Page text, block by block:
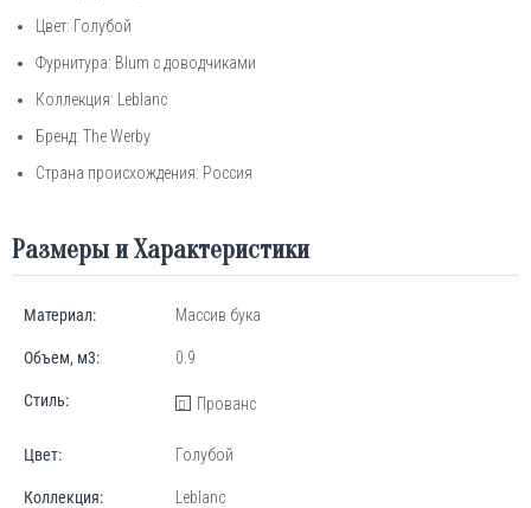
Цвет: Голубой
Фурнитура: Blum с доводчиками
Коллекция: Leblanc
Бренд: TheWerby
Страна происхождения: Россия
Размеры и Характеристики
Материал: Массив бука
Объем, м3: 0.9
Стиль: Прованс
Цвет: Голубой
Коллекция: Leblanc